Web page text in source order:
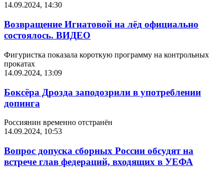
14.09.2024, 14:30
Возвращение Игнатовой на лёд официально
состоялось. ВИДЕО
Фигуристка показала короткую программу на контрольных
прокатах
14.09.2024, 13:09
Боксёра Дрозда заподозрили в употреблении
допинга
Россиянин временно отстранён
14.09.2024, 10:53
Вопрос допуска сборных России обсудят на
встрече глав федераций, входящих в УЕФА